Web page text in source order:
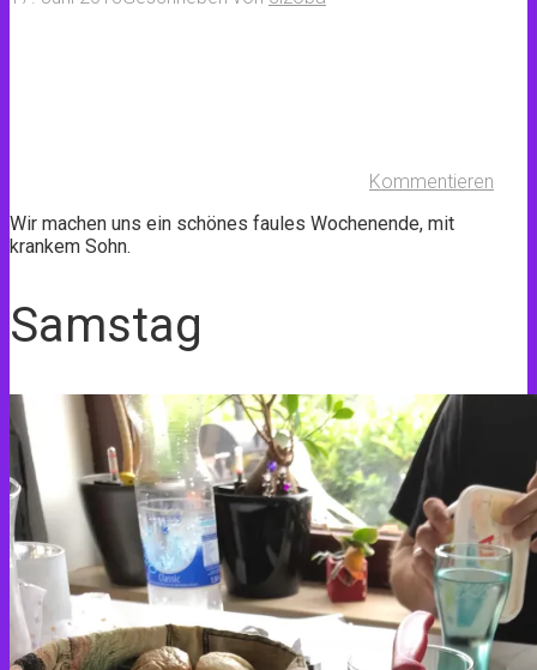
Kommentieren
Wir machen uns ein schönes faules Wochenende, mit
krankem Sohn.
Samstag